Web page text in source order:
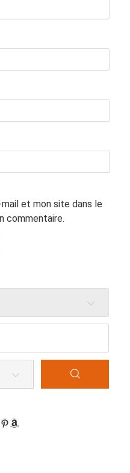
et mon site dans le
commentaire.